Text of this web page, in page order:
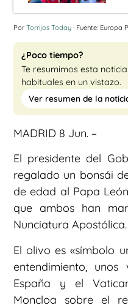
Por Torrijos Today · Fuente: Europa
¿Poco tiempo?
Te resumimos esta
habituales en un vistazo.
Ver resumen de la
MADRID 8 Jun. –
El presidente del
regalado un bonsái
de edad al Papa
que ambos han
Nunciatura Apostólica.
El olivo es «símbolo
entendimiento,
España y el
Moncloa sobre el